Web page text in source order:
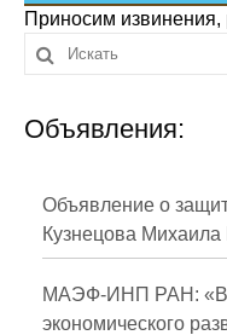
Сотрудники
Отчетность
Публикации
Научная жизнь
Приносим извинения,
Объявления:
Объявление о
Кузнецова Михаила
МАЭФ-ИНП РАН:
экономического